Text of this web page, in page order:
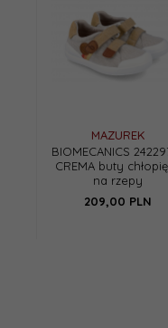
MAZUREK
BIOMECANICS
CREMA buty
na rzepy
209,00 PLN